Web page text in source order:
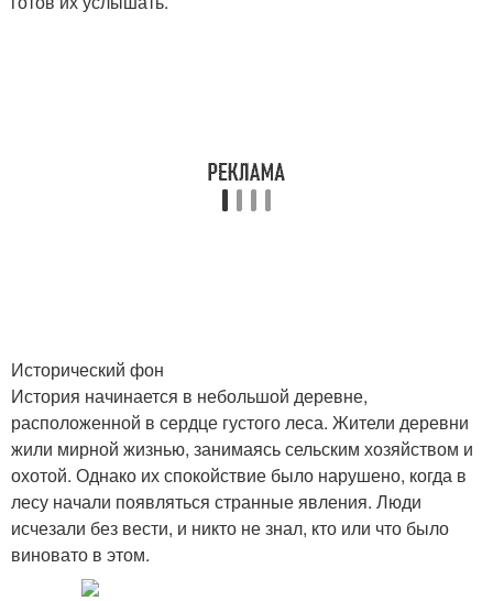
Исторический фон
История начинается в небольшой деревне,
расположенной в сердце густого леса. Жители деревни
жили мирной жизнью, занимаясь сельским хозяйством и
охотой. Однако их спокойствие было нарушено, когда в
лесу начали появляться странные явления. Люди
исчезали без вести, и никто не знал, кто или что было
виновато в этом.